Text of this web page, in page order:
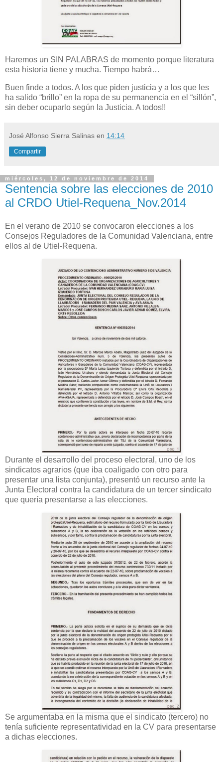
Haremos un SIN PALABRAS de momento porque literatura
esta historia tiene y mucha. Tiempo habrá…
Buen finde a todos. A los que piden justicia y a los que les
ha salido “brillo” en la ropa de su permanencia en el “sillón”,
sin deber ocuparlo según la Justicia. A todos!!
José Alfonso Sierra Salinas en 14:14
Compartir
miércoles, 12 de noviembre de 2014
Sentencia sobre las elecciones de 2010
al CRDO Utiel-Requena_Nov.2014
En el verano de 2010 se convocaron elecciones a los
Consejos Reguladores de la Comunidad Valenciana, entre
ellos al de Utiel-Requena.
Durante el desarrollo del proceso electoral, uno de los
sindicatos agrarios (que iba coaligado con otro para
presentar una lista conjunta), presentó un recurso ante la
Junta Electoral contra la candidatura de un tercer sindicato
que quería presentarse a las elecciones.
Se argumentaba en la misma que el sindicato (tercero) no
tenía suficiente representatividad en la CV para presentarse
a dichas elecciones.